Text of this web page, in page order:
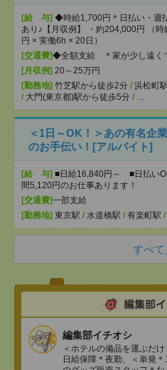
[給 与] ◆時給1,700円＊日払い・週
あり♪【月収例】 ・約204,000円 （時
円 × 実働6h × 20日）
[交通費]◆全額支給 ＊家が少し遠く
[月収例] 20～25万円
[勤務地] 竹芝駅から徒歩2分 / 浜松町
/ 大門(東京都)駅から徒歩5分 / …
＜1日～OK！＞あの有名企
のお手伝い！[アルバイト]
[給 与] ■日給16,840円～ ■日払い
間5,120円のお仕事あります！
[交通費]一部支給
[勤務地] 東京駅 / 水道橋駅 / 有楽町駅 /
すべて
編集部イチオシ
＜ホテルの備品を運ぶだ
日給保障＊夜勤、＜単発